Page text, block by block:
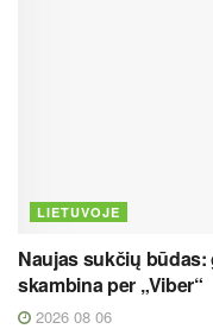
LIETUVOJE
Naujas sukčių
skambina per „Viber“
2026 08 06